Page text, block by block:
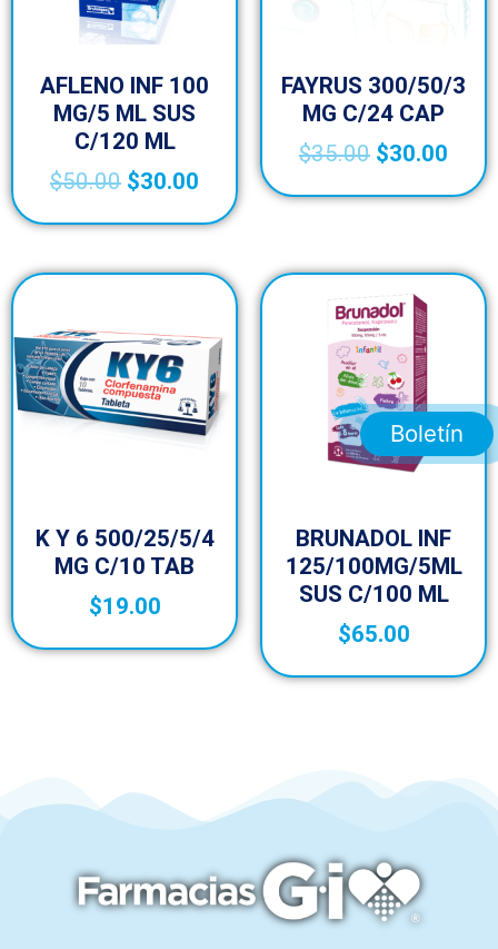
AFLENO INF 100
MG/5 ML SUS
C/120 ML
$50.00 $30.00
FAYRUS 300/50/3
MG C/24 CAP
$35.00 $30.00
K Y 6 500/25/5/4
MG C/10 TAB
$19.00
BRUNADOL INF
125/100MG/5ML
SUS C/100 ML
$65.00
Boletín